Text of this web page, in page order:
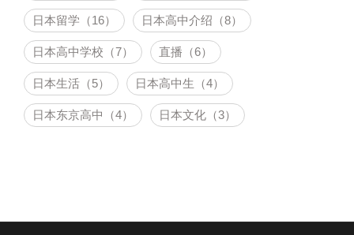
日本留学（16） 日本高中介绍（8）
日本高中学校（7） 直播（6）
日本生活（5） 日本高中生（4）
日本东京高中（4） 日本文化（3）